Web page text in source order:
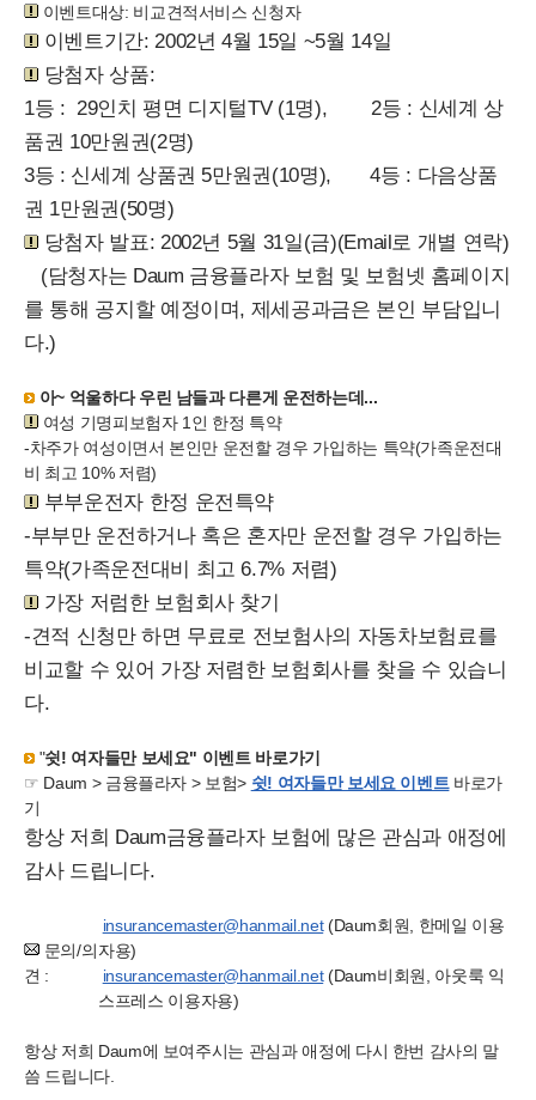
이벤트대상: 비교견적서비스 신청자
이벤트기간: 2002년 4월 15일 ~5월 14일
당첨자 상품:
1등 : 29인치 평면 디지털TV (1명), 2등 : 신세계 상
품권 10만원권(2명)
3등 : 신세계 상품권 5만원권(10명), 4등 : 다음상품
권 1만원권(50명)
당첨자 발표: 2002년 5월 31일(금)(Email로 개별 연락)
(담청자는 Daum 금융플라자 보험 및 보험넷 홈페이지
를 통해 공지할 예정이며, 제세공과금은 본인 부담입니
다.)
아~ 억울하다 우린 남들과 다른게 운전하는데...
여성 기명피보험자 1인 한정 특약
-차주가 여성이면서 본인만 운전할 경우 가입하는 특약(가족운전대
비 최고 10% 저렴)
부부운전자 한정 운전특약
-부부만 운전하거나 혹은 혼자만 운전할 경우 가입하는
특약(가족운전대비 최고 6.7% 저렴)
가장 저럼한 보험회사 찾기
-견적 신청만 하면 무료로 전보험사의 자동차보험료를
비교할 수 있어 가장 저렴한 보험회사를 찾을 수 있습니
다.
"쉿! 여자들만 보세요" 이벤트 바로가기
☞ Daum > 금융플라자 > 보험> 쉿! 여자들만 보세요 이벤트 바로가
기
항상 저희 Daum금융플라자 보험에 많은 관심과 애정에
감사 드립니다.
문의/의
견 :
insurancemaster@hanmail.net(Daum회원, 한메일 이용
자용)
insurancemaster@hanmail.net(Daum비회원, 아웃룩 익
스프레스 이용자용)
항상 저희 Daum에 보여주시는 관심과 애정에 다시 한번 감사의 말
씀 드립니다.